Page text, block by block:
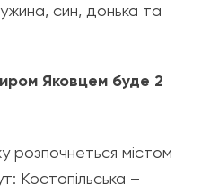
син, донька та
Яковцем буде 2
розпочнеться містом
Костопільська –